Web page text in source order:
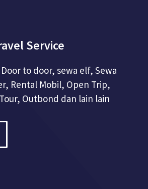
Service
to door, sewa elf, Sewa
Rental Mobil, Open Trip,
Outbond dan lain lain